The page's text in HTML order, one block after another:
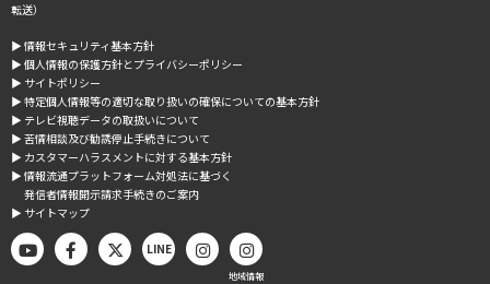
転送）
▶︎ 情報セキュリティ基本方針
▶︎ 個人情報の保護方針とプライバシーポリシー
▶︎ サイトポリシー
▶︎ 特定個人情報等の適切な取り扱いの確保についての基本方針
▶︎ テレビ視聴データの取扱いについて
▶︎ 苦情相談及び勧誘停止手続きについて
▶︎ カスタマーハラスメントに対する基本方針
▶︎ 情報流通プラットフォーム対処法に基づく
発信者情報開示請求手続きのご案内
▶︎ サイトマップ
LINE
地域情報